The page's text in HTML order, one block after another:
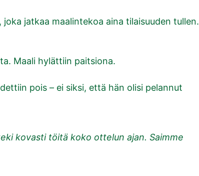
jatkaa maalintekoa aina tilaisuuden tullen.
Maali hylättiin paitsiona.
pois – ei siksi, että hän olisi pelannut
kovasti töitä koko ottelun ajan. Saimme